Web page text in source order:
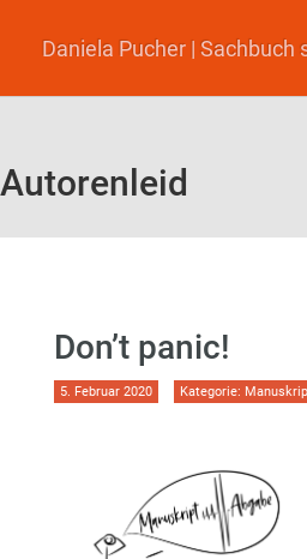
Daniela Pucher | Sachbuch
Autorenleid
Don’t panic!
5. Februar 2020 Kategorie: